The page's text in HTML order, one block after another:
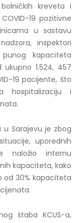
kreveta i
19 pozitivne
u sastavu
inspektori
kapaciteta
1.524, 457
19 pacijente, što
hospitalizaciju i
u Sarajevu je zbog
uporednih
naložio internu
kapaciteta, kako
30% kapaciteta
štaba KCUS-a,